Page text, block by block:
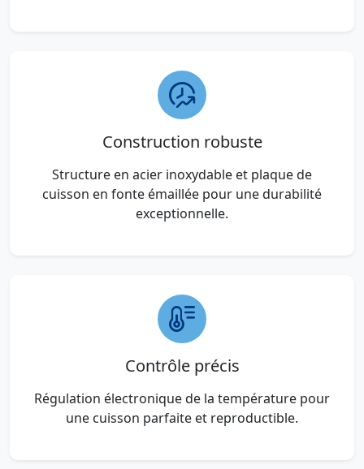
Construction robuste
Structure en acier inoxydable et plaque de
cuisson en fonte émaillée pour une durabilité
exceptionnelle.
Contrôle précis
Régulation électronique de la température pour
une cuisson parfaite et reproductible.